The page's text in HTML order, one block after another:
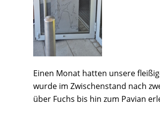
Einen Monat hatten unsere
wurde im Zwischenstand nach
über Fuchs bis hin zum Pavian